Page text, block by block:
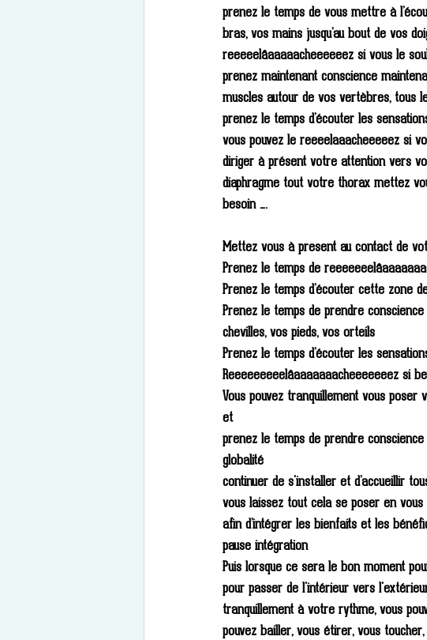
prenez le temps de vous mettre à
bras, vos mains jusqu’au bout de vos
reeeeelâaaaaacheeeeeez si vous le
prenez maintenant conscience
muscles autour de vos vertèbres, tous
prenez le temps d’écouter les
vous pouvez le reeeelaaacheeeeez si
diriger à présent votre attention vers
diaphragme tout votre thorax mettez
besoin ….
Mettez vous à present au contact de
Prenez le temps de
Prenez le temps d’écouter cette zone
Prenez le temps de prendre
chevilles, vos pieds, vos orteils
Prenez le temps d’écouter les
Reeeeeeeeelâaaaaaaacheeeeeeez si
Vous pouvez tranquillement vous
et
prenez le temps de prendre
globalité
continuer de s'installer et d’accueillir
vous laissez tout cela se poser en vous
afin d’intégrer les bienfaits et les
pause intégration
Puis lorsque ce sera le bon moment
pour passer de l'intérieur vers
tranquillement à votre rythme, vous
pouvez bailler, vous étirer, vous